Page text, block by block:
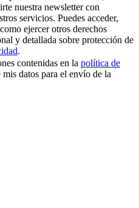
nuestra newsletter con
servicios. Puedes acceder,
ejercer otros derechos
y detallada sobre protección de
.
contenidas en la política de
datos para el envío de la